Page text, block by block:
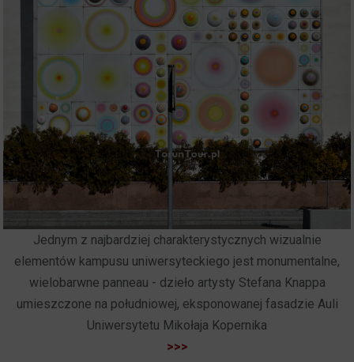
Jednym z najbardziej charakterystycznych wizualnie
elementów kampusu uniwersyteckiego jest monumentalne,
wielobarwne panneau - dzieło artysty Stefana Knappa
umieszczone na południowej, eksponowanej fasadzie Auli
Uniwersytetu Mikołaja Kopernika
>>>